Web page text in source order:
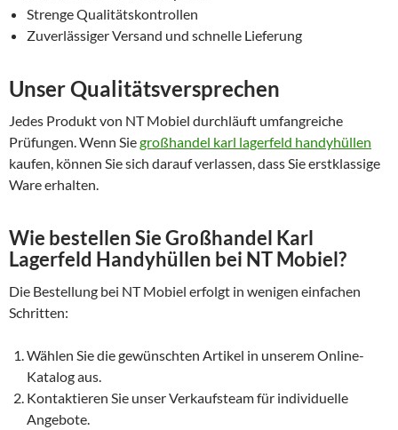
Strenge Qualitätskontrollen
Zuverlässiger Versand und schnelle Lieferung
Unser Qualitätsversprechen
Jedes Produkt von NT Mobiel durchläuft umfangreiche
Prüfungen. Wenn Siegroßhandel karl lagerfeld handyhüllen
kaufen, können Sie sich darauf verlassen, dass Sie erstklassige
Ware erhalten.
Wie bestellen Sie Großhandel Karl
Lagerfeld Handyhüllen bei NT Mobiel?
Die Bestellung bei NT Mobiel erfolgt in wenigen einfachen
Schritten:
Wählen Sie die gewünschten Artikel in unserem Online-
Katalog aus.
Kontaktieren Sie unser Verkaufsteam für individuelle
Angebote.